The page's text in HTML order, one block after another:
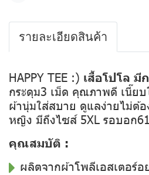
รายละเอียดสินค้า
HAPPY TEE :) เสื้อโปโล มี
กระดุม3 เม็ด คุณภาพดี เนี๊ยบ
ผ้านุ่มใส่สบาย ดูแลง่ายไม่ต้
หญิง มีถึงไซส์ 5XL รอบอก61
คุณสมบัติ :
ผลิตจากผ้าโพลีเอสเตอร์